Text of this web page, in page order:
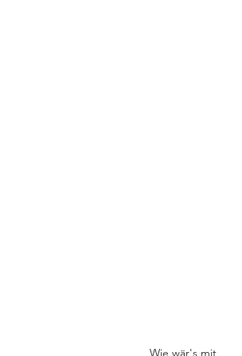
Wie wär's mit